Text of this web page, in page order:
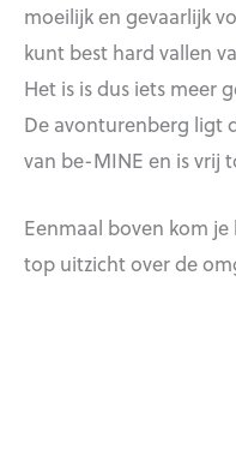
moeilijk en gevaarlijk
kunt best hard vallen
Het is is dus iets meer
De avonturenberg ligt
van be-MINE en is vrij
Eenmaal boven kom
top uitzicht over de